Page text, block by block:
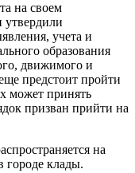
на своем
утвердили
учета и
образования
движимого и
предстоит пройти
может принять
призван прийти на
на
городе клады.